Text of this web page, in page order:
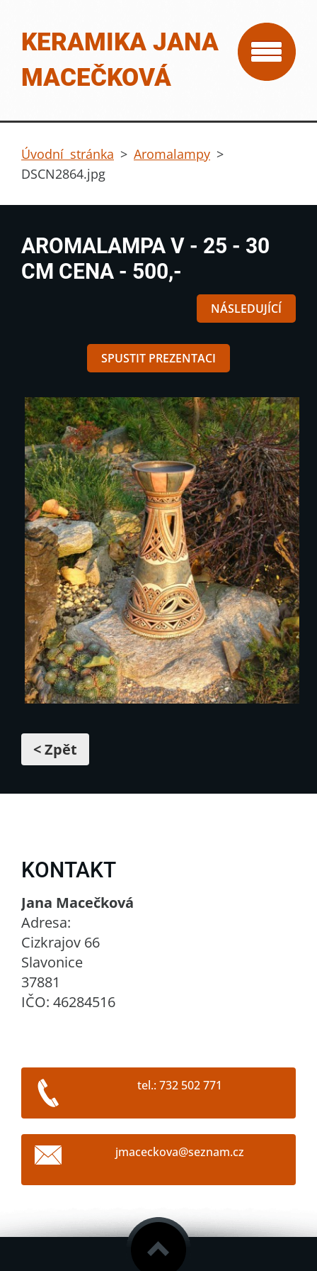
KERAMIKA JANA
MACEČKOVÁ
Úvodní stránka > Aromalampy >
DSCN2864.jpg
AROMALAMPA V - 25 - 30
CM CENA - 500,-
NÁSLEDUJÍCÍ
SPUSTIT PREZENTACI
< Zpět
KONTAKT
Jana Macečková
Adresa:
Cizkrajov 66
Slavonice
37881
IČO: 46284516
tel.: 732 502 771
jmaceckova@seznam.cz